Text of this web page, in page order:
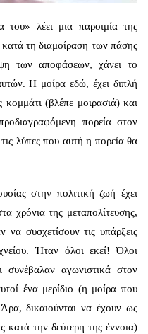
του» λέει μια παροιμία της
τη διαμοίραση των πάσης
των αποφάσεων, χάνει το
Η μοίρα εδώ, έχει διπλή
(βλέπε μοιρασιά) και
πορεία στον
λύπες που αυτή η πορεία θα
στην πολιτική ζωή έχει
χρόνια της μεταπολίτευσης,
να συσχετίσουν τις υπάρξεις
Ήταν όλοι εκεί! Όλοι
αγωνιστικά στον
ένα μερίδιο (η μοίρα που
δικαιούνται να έχουν ως
την δεύτερη της έννοια)